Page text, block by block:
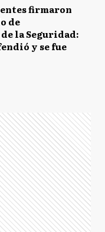
firmaron
de
la Seguridad:
y se fue